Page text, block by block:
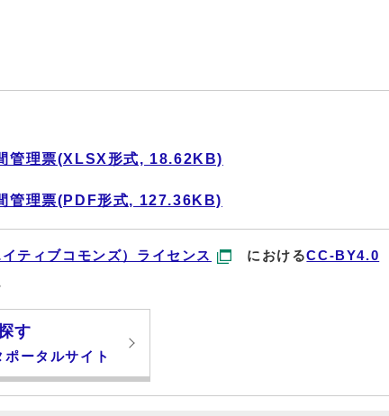
管理票(XLSX形式, 18.62KB)
管理票(PDF形式, 127.36KB)
ティブコモンズ）ライセンス におけるCC-BY4.0
す
ータルサイト